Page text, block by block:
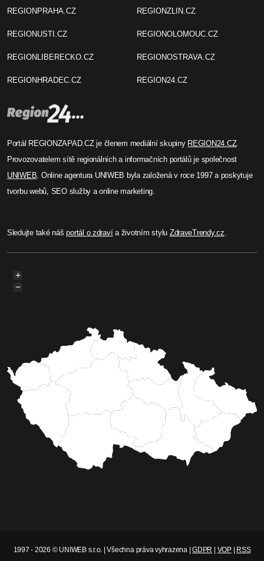
REGIONPRAHA.CZ
REGIONUSTI.CZ
REGIONLIBERECKO.CZ
REGIONHRADEC.CZ
REGIONZLIN.CZ
REGIONOLOMOUC.CZ
REGIONOSTRAVA.CZ
REGION24.CZ
Portál REGIONZAPAD.CZ je členem mediální skupiny REGION24.CZ.
Provozovatelem sítě regionálních a informačních portálů je společnost
UNIWEB . Online agentura UNIWEB byla založená v roce 1997 a poskytuje
tvorbu webů, SEO služby a online marketing.
Sledujte také nášportál o zdravía životním stylu ZdraveTrendy.cz
+
−
1997 - 2026 © UNIWEB s.r.o. | Všechna práva vyhrazena |GDPR | VOP| RSS